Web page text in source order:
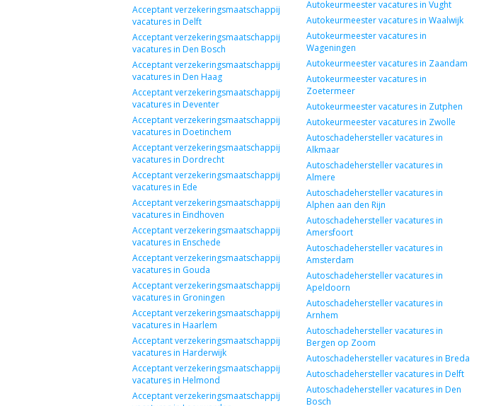
Acceptant verzekeringsmaatschappij
vacatures in Delft
Acceptant verzekeringsmaatschappij
vacatures in Den Bosch
Acceptant verzekeringsmaatschappij
vacatures in Den Haag
Acceptant verzekeringsmaatschappij
vacatures in Deventer
Acceptant verzekeringsmaatschappij
vacatures in Doetinchem
Acceptant verzekeringsmaatschappij
vacatures in Dordrecht
Acceptant verzekeringsmaatschappij
vacatures in Ede
Acceptant verzekeringsmaatschappij
vacatures in Eindhoven
Acceptant verzekeringsmaatschappij
vacatures in Enschede
Acceptant verzekeringsmaatschappij
vacatures in Gouda
Acceptant verzekeringsmaatschappij
vacatures in Groningen
Acceptant verzekeringsmaatschappij
vacatures in Haarlem
Acceptant verzekeringsmaatschappij
vacatures in Harderwijk
Acceptant verzekeringsmaatschappij
vacatures in Helmond
Acceptant verzekeringsmaatschappij
Autokeurmeester vacatures in Vught
Autokeurmeester vacatures in Waalwijk
Autokeurmeester vacatures in
Wageningen
Autokeurmeester vacatures in Zaandam
Autokeurmeester vacatures in
Zoetermeer
Autokeurmeester vacatures in Zutphen
Autokeurmeester vacatures in Zwolle
Autoschadehersteller vacatures in
Alkmaar
Autoschadehersteller vacatures in
Almere
Autoschadehersteller vacatures in
Alphen aan den Rijn
Autoschadehersteller vacatures in
Amersfoort
Autoschadehersteller vacatures in
Amsterdam
Autoschadehersteller vacatures in
Apeldoorn
Autoschadehersteller vacatures in
Arnhem
Autoschadehersteller vacatures in
Bergen op Zoom
Autoschadehersteller vacatures in Breda
Autoschadehersteller vacatures in Delft
Autoschadehersteller vacatures in Den
Bosch